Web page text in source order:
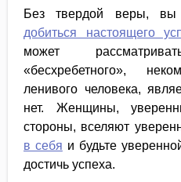
Без твердой веры, вы
добиться настоящего
может
«бесхребетного»,
ленивого человека,
нет. Женщины,
стороны, вселяют
в себя и будьте
достичь успеха.